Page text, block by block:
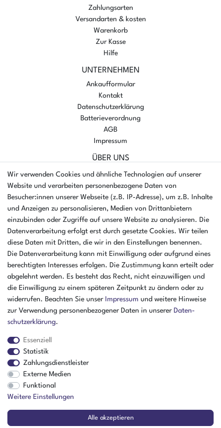
Zahlungsarten
Versandarten & kosten
Warenkorb
Zur Kasse
Hilfe
UNTERNEHMEN
Ankaufformular
Kontakt
Datenschutzerklärung
Batterieverordnung
AGB
Impressum
ÜBER UNS
AMIKON GMBH
Einsteinstr. 8a
46325 Borken
Deutschland
Öffnungszeiten Montag - Donnerstag
07:30 - 16:00 Uhr
Öffnungszeiten Freitag
07:30 - 15:00 Uhr
ZAHLUNGSARTEN
Sperrgut, Spedition und Versand ins Ausland
Wir verwenden Cookies und ähnliche Technologien auf unserer
Website und verarbeiten personenbezogene Daten von
Besucher:innen unserer Webseite (z.B. IP-Adresse), um z.B. Inhalte
und Anzeigen zu personalisieren, Medien von Drittanbietern
einzubinden oder Zugriffe auf unsere Website zu analysieren. Die
Datenverarbeitung erfolgt erst durch gesetzte Cookies. Wir teilen
diese Daten mit Dritten, die wir in den Einstellungen benennen.
Die Datenverarbeitung kann mit Einwilligung oder aufgrund eines
berechtigten Interesses erfolgen. Die Zustimmung kann erteilt oder
abgelehnt werden. Es besteht das Recht, nicht einzuwilligen und
die Einwilligung zu einem späteren Zeitpunkt zu ändern oder zu
widerrufen. Beachten Sie unser Impressum und weitere Hinweise
zur Verwendung personenbezogener Daten in unserer Daten­
schutz­erklärung.
Essenziell
Statistik
Zahlungsdienstleister
Externe Medien
Funktional
Weitere Einstellungen
Alle akzeptieren